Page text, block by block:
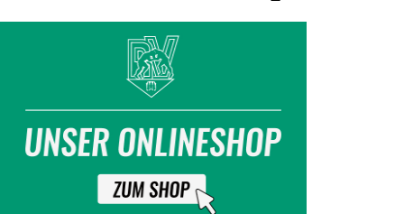
Ergebnisse
immer
aktuell
unter
liga-